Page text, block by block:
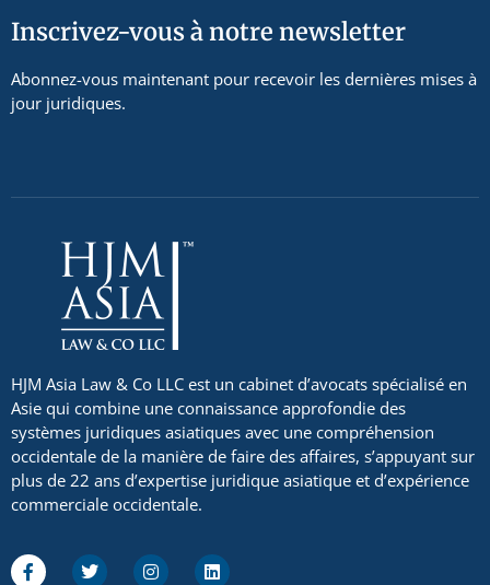
Inscrivez-vous à notre newsletter
Abonnez-vous maintenant pour recevoir les dernières mises à
jour juridiques.
HJM Asia Law & Co LLC est un cabinet d’avocats spécialisé en
Asie qui combine une connaissance approfondie des
systèmes juridiques asiatiques avec une compréhension
occidentale de la manière de faire des affaires, s’appuyant sur
plus de 22 ans d’expertise juridique asiatique et d’expérience
commerciale occidentale.